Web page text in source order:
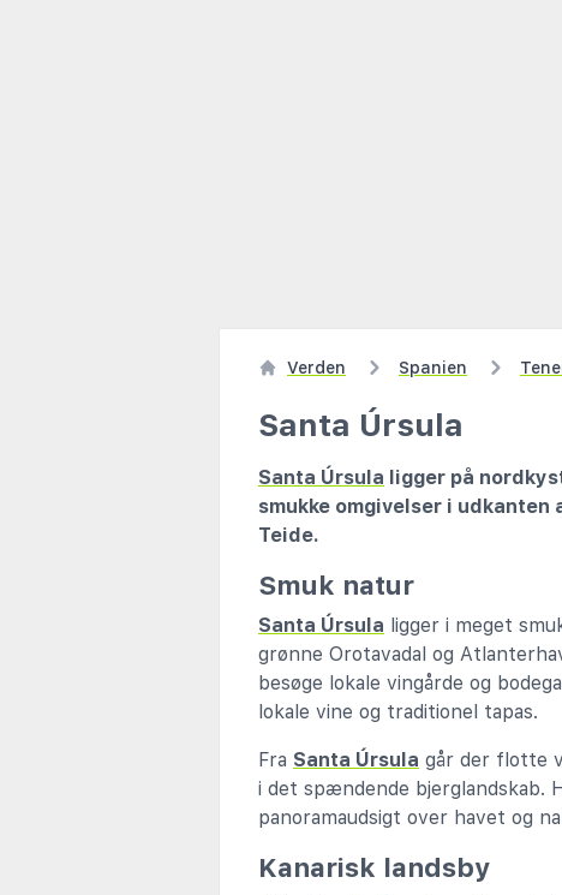
Verden Spanien
Santa Úrsula
Santa Úrsula ligger på
smukke omgivelser i
Teide.
Smuk natur
Santa Úrsula ligger i meget
grønne Orotavadal og
besøge lokale vingårde og
lokale vine og traditionel tapas.
Fra Santa Úrsula går der flotte
i det spændende bjerglandskab.
panoramaudsigt over havet og
Kanarisk landsby